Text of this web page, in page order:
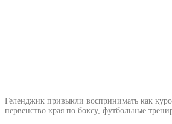
Геленджик привыкли воспринимать как
первенство края по боксу, футбольные